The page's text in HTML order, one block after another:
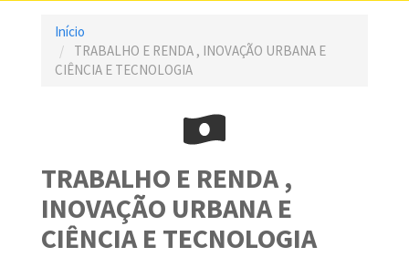
Início
TRABALHO E RENDA , INOVAÇÃO URBANA E
CIÊNCIA E TECNOLOGIA
TRABALHO E RENDA ,
INOVAÇÃO URBANA E
CIÊNCIA E TECNOLOGIA